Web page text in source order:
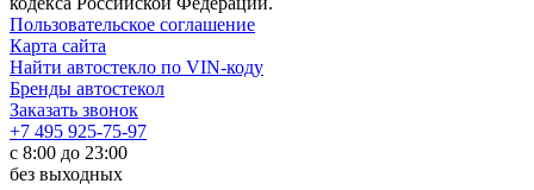
Пользовательское соглашение
Карта сайта
Найти автостекло по VIN-коду
Бренды автостекол
Заказать звонок
+7 495 925-75-97
с 8:00 до 23:00
без выходных